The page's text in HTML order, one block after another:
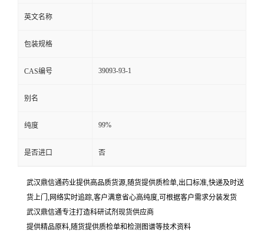
英文名称
包装规格
CAS编号 39093-93-1
别名
纯度 99%
是否进口 否
武汉鼎信通药业提供高品质货源,随货提供质检单,出口标准,快递及时送
货上门,网络实时追踪,客户满意省心高纯度,可根据客户需求分装发货
武汉鼎信通专注打造科研试剂现货供应商
提供精品原料,随货提供质检单和检测图谱等技术资料